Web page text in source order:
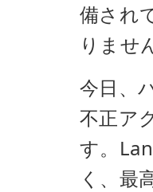
備され
りませ
今日、
不正ア
す。
く、最